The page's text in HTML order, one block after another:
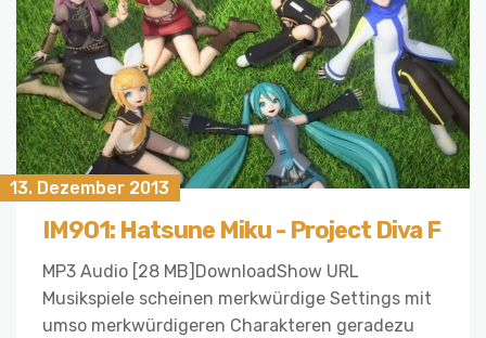
13. Dezember 2013
IM901: Hatsune Miku - Project Diva F
MP3 Audio [28 MB]DownloadShow URL
Musikspiele scheinen merkwürdige Settings mit
umso merkwürdigeren Charakteren geradezu